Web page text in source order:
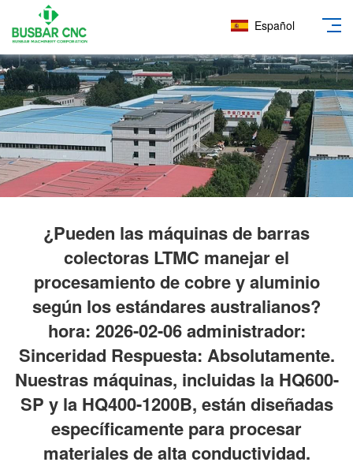
Español
¿Pueden las máquinas de barras
colectoras LTMC manejar el
procesamiento de cobre y aluminio
según los estándares australianos?
hora: 2026-02-06 administrador:
Sinceridad Respuesta: Absolutamente.
Nuestras máquinas, incluidas la HQ600-
SP y la HQ400-1200B, están diseñadas
específicamente para procesar
materiales de alta conductividad.